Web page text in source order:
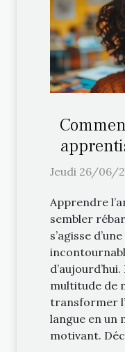
avec des
Jeudi 26/06/
Apprendre
sembler
s’agisse
multitude de
transformer
langue en un
motivant.